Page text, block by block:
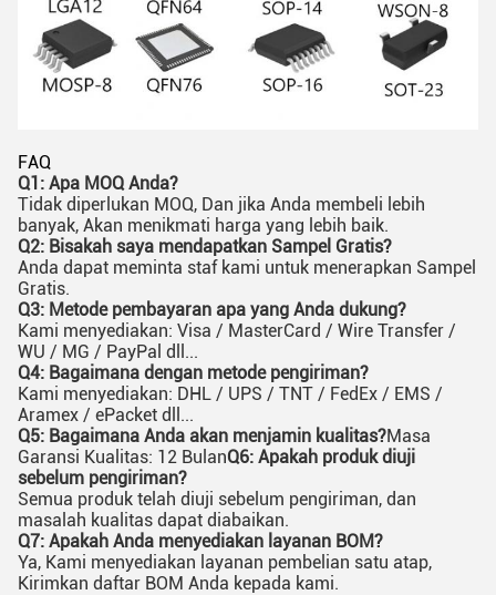
FAQ
Q1: Apa MOQ Anda?
Tidak diperlukan MOQ, Dan jika Anda membeli lebih
banyak, Akan menikmati harga yang lebih baik.
Q2: Bisakah saya mendapatkan Sampel Gratis?
Anda dapat meminta staf kami untuk menerapkan Sampel
Gratis.
Q3: Metode pembayaran apa yang Anda dukung?
Kami menyediakan: Visa / MasterCard / Wire Transfer /
WU / MG / PayPal dll...
Q4: Bagaimana dengan metode pengiriman?
Kami menyediakan: DHL / UPS / TNT / FedEx / EMS /
Aramex / ePacket dll...
Q5: Bagaimana Anda akan menjamin kualitas?Masa
Garansi Kualitas: 12 BulanQ6: Apakah produk diuji
sebelum pengiriman?
Semua produk telah diuji sebelum pengiriman, dan
masalah kualitas dapat diabaikan.
Q7: Apakah Anda menyediakan layanan BOM?
Ya, Kami menyediakan layanan pembelian satu atap,
Kirimkan daftar BOM Anda kepada kami.